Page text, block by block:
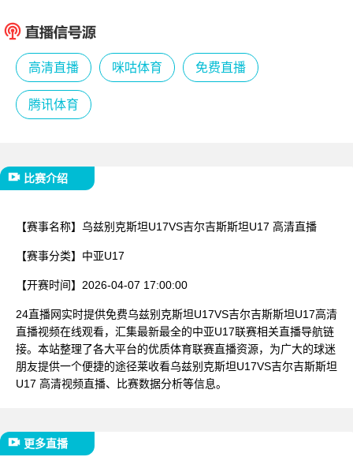
高清直播 咪咕体育 免费直播
腾讯体育
比赛介绍
【赛事名称】 乌兹别克斯坦U17VS吉尔吉斯斯坦U17 高清直播
【赛事分类】 中亚U17
【开赛时间】 2026-04-07 17:00:00
24直播网实时提供免费乌兹别克斯坦U17VS吉尔吉斯斯坦U17高清
直播视频在线观看，汇集最新最全的中亚U17联赛相关直播导航链
接。本站整理了各大平台的优质体育联赛直播资源，为广大的球迷
朋友提供一个便捷的途径莱收看乌兹别克斯坦U17VS吉尔吉斯斯坦
U17 高清视频直播、比赛数据分析等信息。
更多直播